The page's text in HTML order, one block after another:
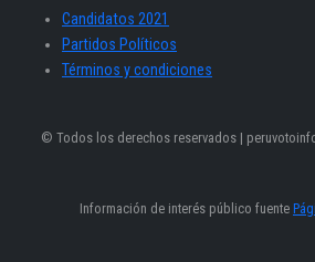
Candidatos 2021
Partidos Políticos
Términos y condiciones
© Todos los derechos reservados |
Información de interés público fuente